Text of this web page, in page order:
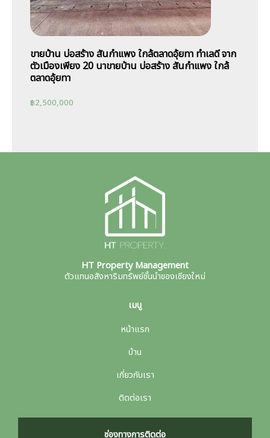
ขายบ้าน บ่อสร้าง สันกำแพง ใกล้ตลาดอุ้ยทา ทำเลดี จาก
ตัวเมืองเพียง 20 นาขายบ้าน บ่อสร้าง สันกำแพง ใกล้
ตลาดอุ้ยทา
฿2,500,000
HT Property Management
ตัวแทนอสังหาริมทรัพย์ชั้นนำของเชียงใหม่
เมนู
หน้าแรก
บ้าน
เกี่ยวกับเรา
ติดต่อเรา
ช่องทางการติดต่อ